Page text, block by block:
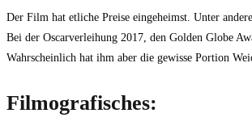
Der Film hat etliche Preise eingeheimst. Unter
Bei der Oscarverleihung 2017, den Golden Globe
Wahrscheinlich hat ihm aber die gewisse Portion
Filmografisches: